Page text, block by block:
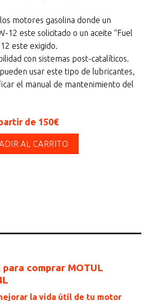
motores gasolina donde un
12 este solicitado o un aceite “Fuel
este exigido.
con sistemas post-catalíticos.
usar este tipo de lubricantes,
el manual de mantenimiento del
de 150€
4L cantidad
AL CARRITO
comprar MOTUL
la vida útil de tu motor